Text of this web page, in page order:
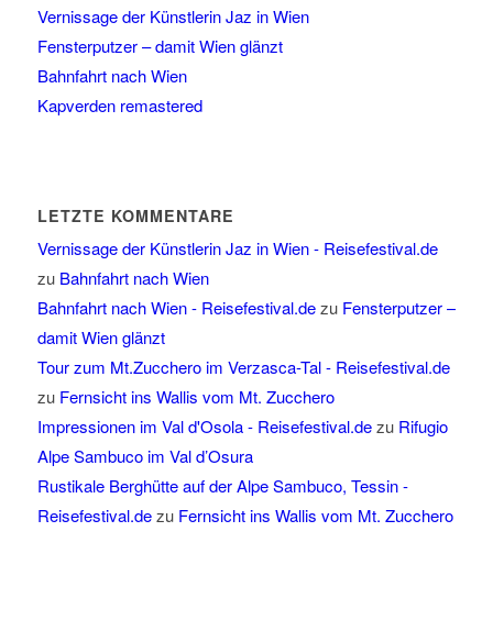
Vernissage der Künstlerin Jaz in Wien
Fensterputzer – damit Wien glänzt
Bahnfahrt nach Wien
Kapverden remastered
LETZTE KOMMENTARE
Vernissage der Künstlerin Jaz in Wien - Reisefestival.de
zu Bahnfahrt nach Wien
Bahnfahrt nach Wien - Reisefestival.dezu Fensterputzer –
damit Wien glänzt
Tour zum Mt.Zucchero im Verzasca-Tal - Reisefestival.de
zu Fernsicht ins Wallis vom Mt. Zucchero
Impressionen im Val d'Osola - Reisefestival.dezu Rifugio
Alpe Sambuco im Val d’Osura
Rustikale Berghütte auf der Alpe Sambuco, Tessin -
Reisefestival.dezu Fernsicht ins Wallis vom Mt. Zucchero